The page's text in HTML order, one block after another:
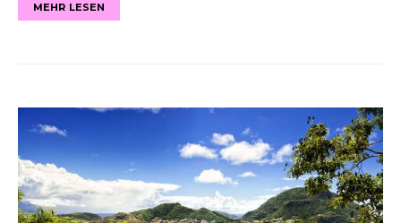
MEHR LESEN